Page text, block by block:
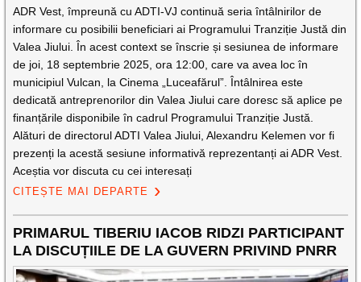
ADR Vest, împreună cu ADTI-VJ continuă seria întâlnirilor de
informare cu posibilii beneficiari ai Programului Tranziție Justă din
Valea Jiului. În acest context se înscrie și sesiunea de informare
de joi, 18 septembrie 2025, ora 12:00, care va avea loc în
municipiul Vulcan, la Cinema „Luceafărul”. Întâlnirea este
dedicată antreprenorilor din Valea Jiului care doresc să aplice pe
finanțările disponibile în cadrul Programului Tranziție Justă.
Alături de directorul ADTI Valea Jiului, Alexandru Kelemen vor fi
prezenți la acestă sesiune informativă reprezentanți ai ADR Vest.
Aceștia vor discuta cu cei interesați
CITEȘTE MAI DEPARTE
PRIMARUL TIBERIU IACOB RIDZI PARTICIPANT
LA DISCUȚIILE DE LA GUVERN PRIVIND PNRR